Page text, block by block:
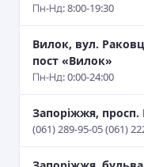
Пн-Нд: 8:00-19:30
Вилок, вул.
пост «Вилок»
Пн-Нд: 0:00-24:00
Запоріжжя, просп.
(061) 289-95-05 (061)